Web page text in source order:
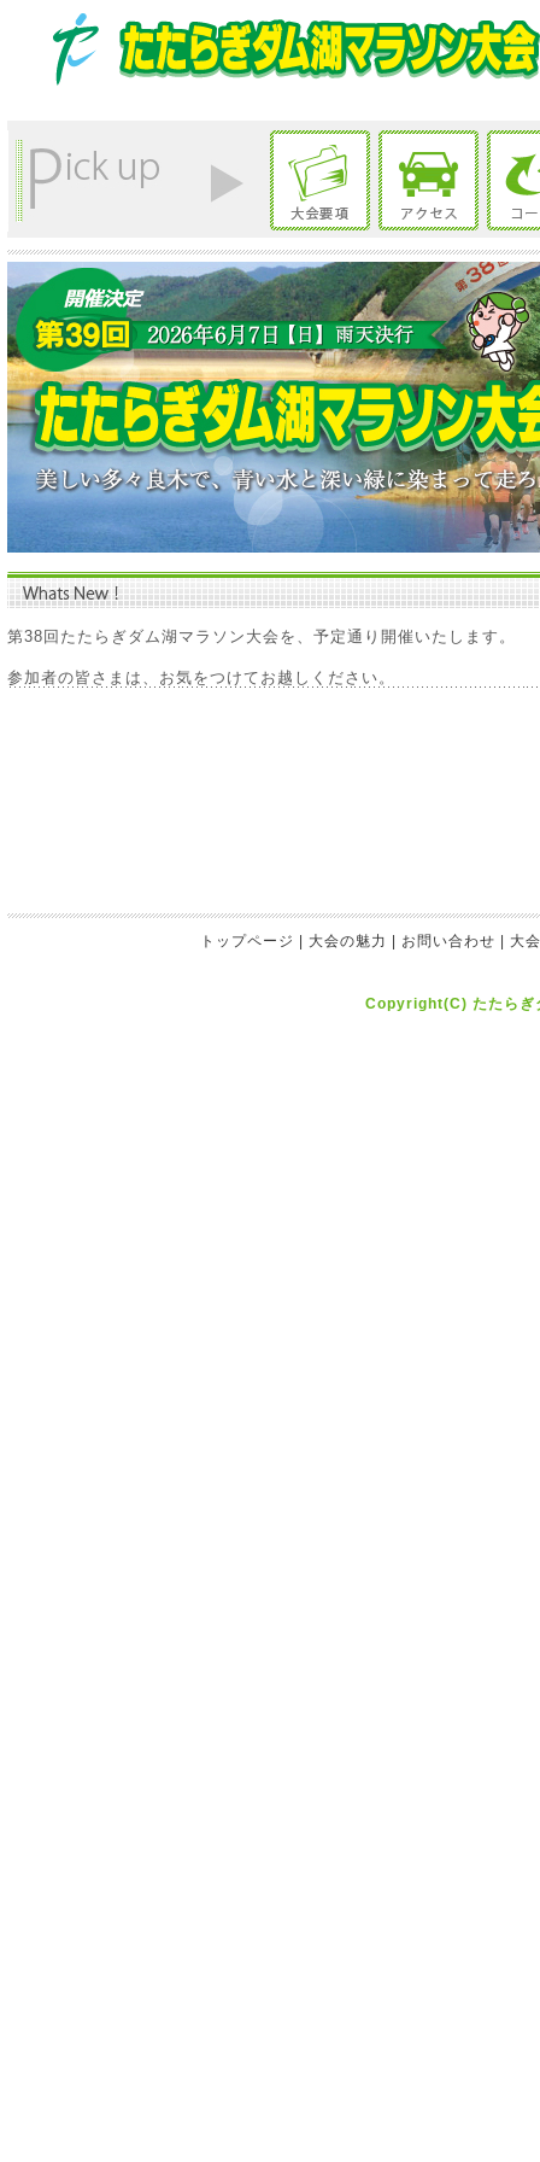
第38回たたらぎダム湖マラソン大会を、予定通り開催いたします。
参加者の皆さまは、お気をつけてお越しください。
トップページ 大会の魅力 お問い合わせ 大
Copyright(C) たたら